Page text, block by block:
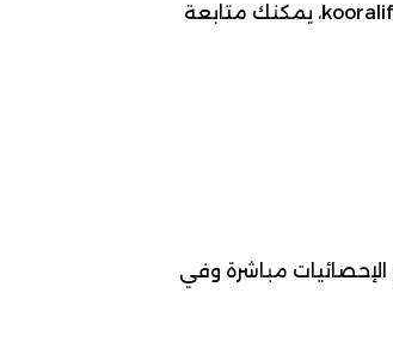
موعد مباراة تيلستار ضد هيراكلس ، 2026-05-10، ضمن بطولة الدوري الهولندي (إيريديفيزي) لـ كرة قدم. عبر كوورة لايف – kooralife، يمكنك متابعة
مباشرة وفي